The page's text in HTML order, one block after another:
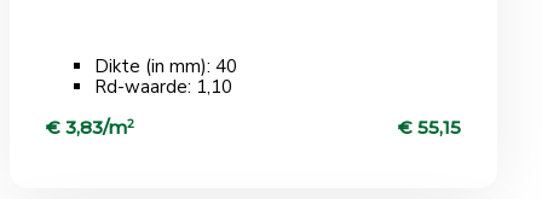
Dikte (in mm): 40
Rd-waarde: 1,10
€ 3,83/m2 € 55,15